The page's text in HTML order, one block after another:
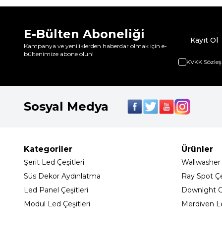
E-Bülten Aboneliği
Kampanya ve yeniliklerden haberdar olmak için e-
bültenimize abone olun!
Kayıt Ol
KVKK
Sosyal Medya
Kategoriler
Şerit Led Çeşitleri
Süs Dekor Aydınlatma
Led Panel Çeşitleri
Modul Led Çeşitleri
Ürünler
Ray Spot
Downlght
Merdiven